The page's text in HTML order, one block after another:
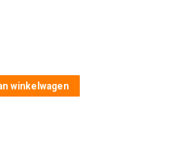
winkelwagen